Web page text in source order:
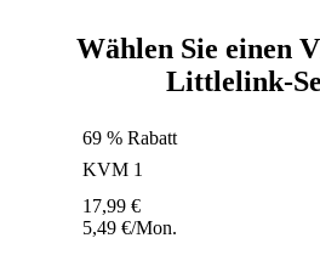
Wählen Sie einen
Littlelink-
69 % Rabatt
KVM 1
17,99 €
5,49 €/Mon.